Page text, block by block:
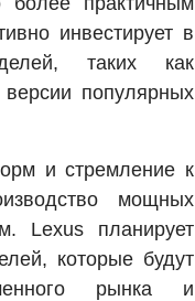
инвестирует в
таких как
популярных
и стремление к
мощных
Lexus планирует
которые будут
рынка и